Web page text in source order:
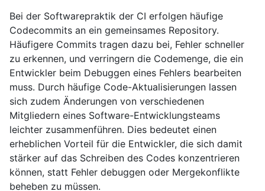
Bei der Softwarepraktik der CI erfolgen häufige
Codecommits an ein gemeinsames Repository.
Häufigere Commits tragen dazu bei, Fehler schneller
zu erkennen, und verringern die Codemenge, die ein
Entwickler beim Debuggen eines Fehlers bearbeiten
muss. Durch häufige Code-Aktualisierungen lassen
sich zudem Änderungen von verschiedenen
Mitgliedern eines Software-Entwicklungsteams
leichter zusammenführen. Dies bedeutet einen
erheblichen Vorteil für die Entwickler, die sich damit
stärker auf das Schreiben des Codes konzentrieren
können, statt Fehler debuggen oder Mergekonflikte
beheben zu müssen.